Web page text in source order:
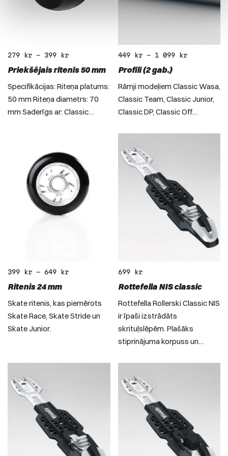
279 kr – 399 kr
Priekšējais ritenis 50 mm
Specifikācijas: Riteņa platums:
50 mm Riteņa diametrs: 70
mm Saderīgs ar: Classic…
449 kr– 1 099 kr
Profili (2 gab.)
Rāmji modeļiem Classic Wasa,
Classic Team, Classic Junior,
Classic DP, Classic Off…
399 kr – 649 kr
Ritenis 24 mm
Skate ritenis, kas piemērots
Skate Race, Skate Stride un
Skate Junior.
699 kr
Rottefella NIS classic
Rottefella Rollerski Classic NIS
ir īpaši izstrādāts
skrituļslēpēm. Plašāks
stiprinājuma korpuss un…